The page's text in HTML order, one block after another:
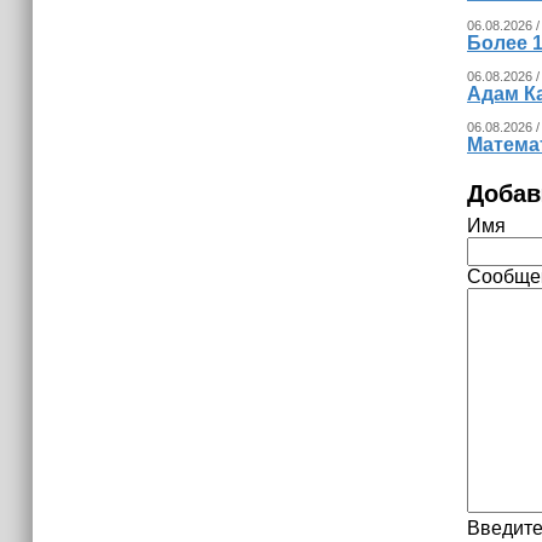
06.08.2026
Более
06.08.2026
Адам
06.08.2026
Имя